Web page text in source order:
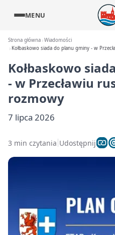
MENU
Strona główna Wiadomości
Kołbaskowo siada do planu gminy - w
Kołbaskowo
- w Przecławiu
rozmowy
7 lipca 2026
3 min czytania Udostępnij